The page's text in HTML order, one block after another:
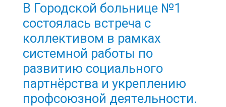
В Городской больнице №1
состоялась встреча с
коллективом в рамках
системной работы по
развитию социального
партнёрства и укреплению
профсоюзной деятельности.